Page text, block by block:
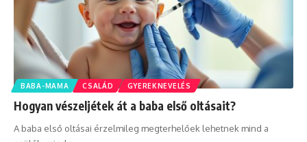
BABA-MAMA CSALÁD GYEREKNEVELÉS
Hogyan vészeljétek át a baba első oltásait?
A baba első oltásai érzelmileg megterhelőek lehetnek mind a